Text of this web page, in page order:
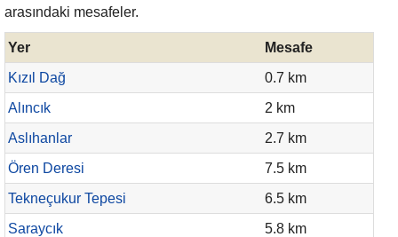
arasındaki mesafeler.
Yer
Mesafe
Kızıl Dağ
0.7 km
Alıncık
2 km
Aslıhanlar
2.7 km
Ören Deresi
7.5 km
Tekneçukur Tepesi
6.5 km
Saraycık
5.8 km